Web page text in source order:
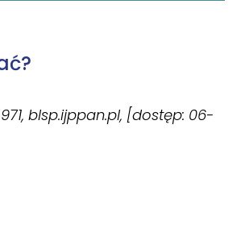
971, blsp.ijppan.pl, [dostęp: 06-